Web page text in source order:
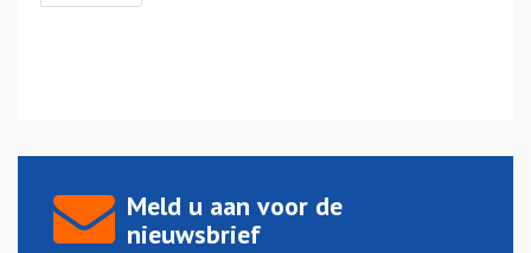
Meld u aan voor de
nieuwsbrief